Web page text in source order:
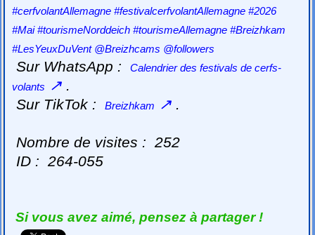
#cerfvolantAllemagne #festivalcerfvolantAllemagne #2026
#Mai #tourismeNorddeich #tourismeAllemagne #Breizhkam
#LesYeuxDuVent @Breizhcams @followers
Sur WhatsApp :Calendrier des festivals de cerfs-
volants ↗ .
Sur TikTok :Breizhkam ↗ .
Nombre de visites : 252
ID : 264-055
Si vous avez aimé, pensez à partager !